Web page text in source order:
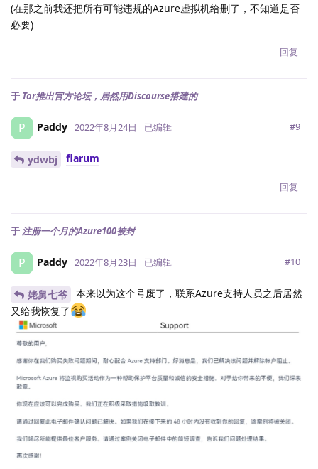
(在那之前我还把所有可能违规的Azure虚拟机给删了，不知道是否
必要)
回复
于 Tor推出官方论坛，居然用Discourse搭建的
P Paddy 2022年8月24日 已编辑 #9
ydwbj flarum
回复
于 注册一个月的Azure100被封
P Paddy 2022年8月23日 已编辑 #10
姥舅七爷
本来以为这个号废了，联系Azure支持人员之后居然
又给我恢复了